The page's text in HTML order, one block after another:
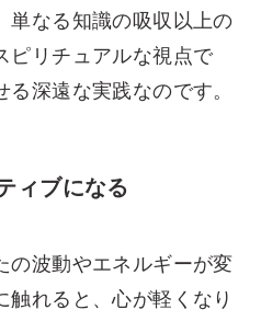
単なる知識の吸収以上の
ピリチュアルな視点で
深遠な実践なのです。
ィブになる
の波動やエネルギーが変
触れると、心が軽くなり